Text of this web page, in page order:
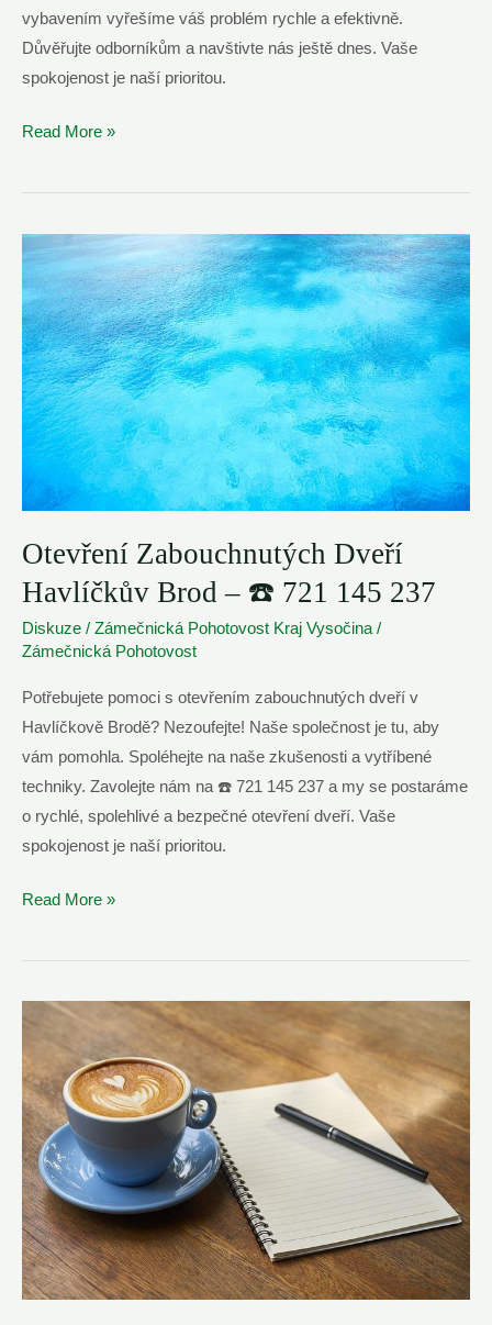
vybavením vyřešíme váš problém rychle a efektivně.
Důvěřujte odborníkům a navštivte nás ještě dnes. Vaše
spokojenost je naší prioritou.
Vyřešíme
Klíč
Zámku
Nostop
Zámečník
Třebíč
Read More »
Otevření Zabouchnutých Dveří
Havlíčkův Brod – ☎️ 721 145 237
Diskuze / Zámečnická Pohotovost Kraj Vysočina/
Zámečnická Pohotovost
Potřebujete pomoci s otevřením zabouchnutých dveří v
Havlíčkově Brodě? Nezoufejte! Naše společnost je tu, aby
vám pomohla. Spoléhejte na naše zkušenosti a vytříbené
techniky. Zavolejte nám na ☎️ 721 145 237 a my se postaráme
o rychlé, spolehlivé a bezpečné otevření dveří. Vaše
spokojenost je naší prioritou.
Otevření
Dveří
Brod
☎️
721
145
237
Read More »